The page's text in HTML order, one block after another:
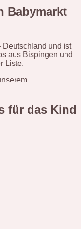
Babymarkt
Deutschland und ist
aus Bispingen und
Liste.
für das Kind